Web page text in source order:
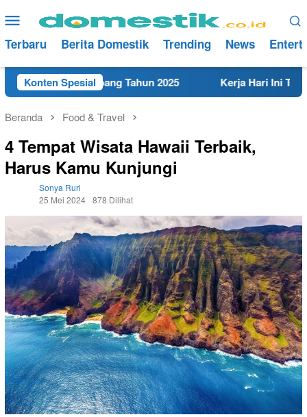
ke
konten
Menu
Mobile
Terbaru Berita Domestik Trending News
Konten Spesial
di Rembang Tahun 2025 Kerja Hari Ini Teknisi/
Beranda Food & Travel
4 Tempat Wisata Hawaii Terbaik,
Harus Kamu Kunjungi
Sonya Ruri
25 Mei 2024 878 Dilihat